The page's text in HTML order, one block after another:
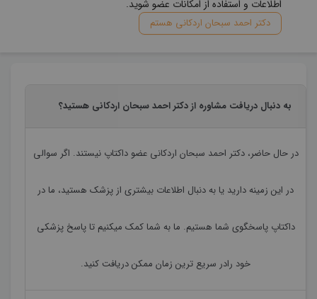
اطلاعات و استفاده از امکانات عضو شوید.
دکتر احمد سبحان اردکانی هستم
به دنبال دریافت مشاوره از دکتر احمد سبحان اردکانی هستید؟
در حال حاضر،دکتر احمد سبحان اردکانی عضو داکتاپ نیستند. اگر سوالی
در این زمینه دارید یا به دنبال اطلاعات بیشتری از پزشک هستید، ما در
داکتاپ پاسخگوی شما هستیم. ما به شما کمک میکنیم تا پاسخ پزشکی
خود رادر سریع ترین زمان ممکن دریافت کنید.